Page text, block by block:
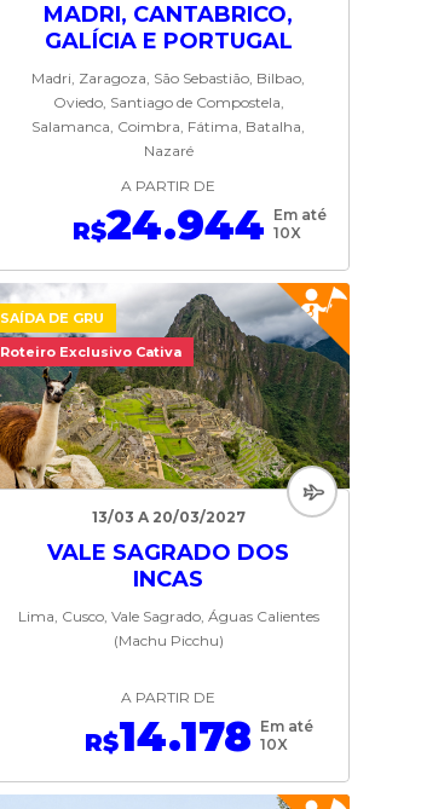
MADRI, CANTABRICO,
GALÍCIA E PORTUGAL
Madri, Zaragoza, São Sebastião, Bilbao,
Oviedo, Santiago de Compostela,
Salamanca, Coimbra, Fátima, Batalha,
Nazaré
A PARTIR DE
R$24.944 Em até
10X
SAÍDA DE GRU
Roteiro Exclusivo Cativa
13/03 A 20/03/2027
VALE SAGRADO DOS
INCAS
Lima, Cusco, Vale Sagrado, Águas Calientes
(Machu Picchu)
A PARTIR DE
R$14.178 Em até
10X